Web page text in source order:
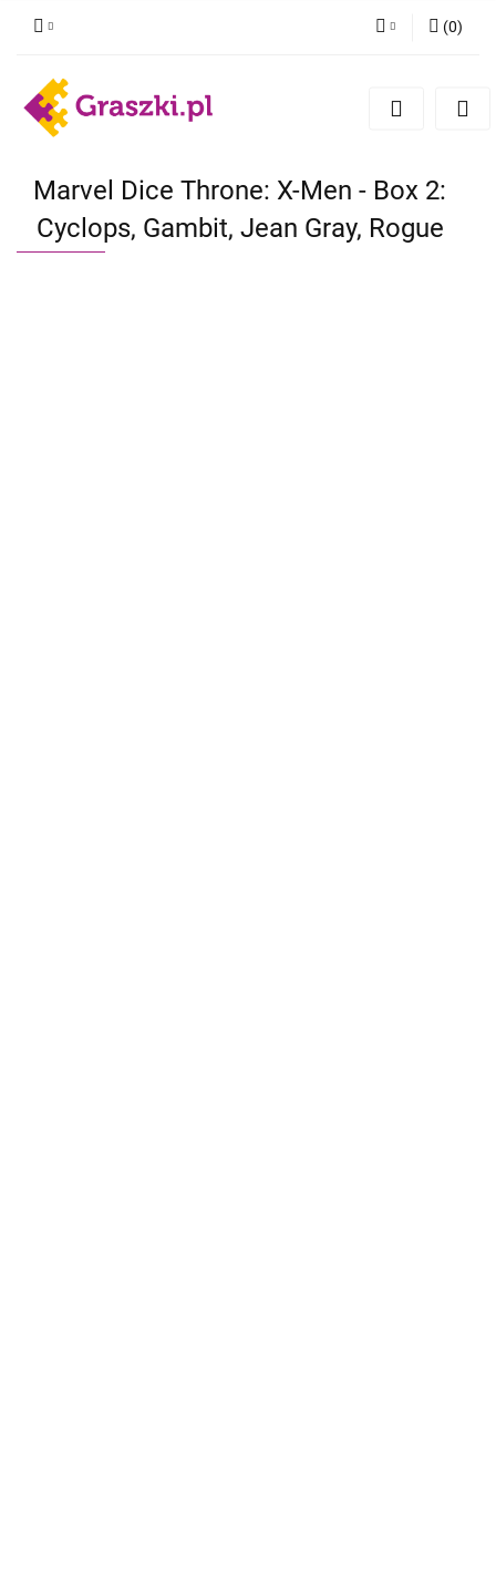
Zarejestruj się
Zgody cookies
(0)
Marvel Dice Throne: X-Men - Box 2:
Cyclops, Gambit, Jean Gray, Rogue